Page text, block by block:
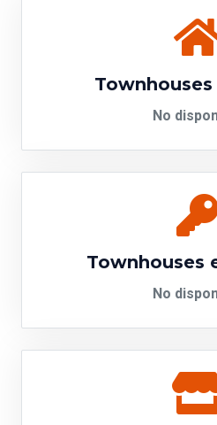
No
Townhouses
No